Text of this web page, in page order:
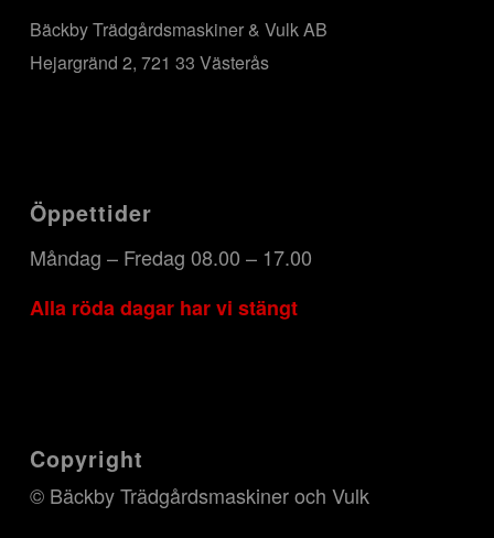
Bäckby Trädgårdsmaskiner & Vulk AB
Hejargränd 2, 721 33 Västerås
Öppettider
Måndag – Fredag 08.00 – 17.00
Alla röda dagar har vi stängt
Copyright
© Bäckby Trädgårdsmaskiner och Vulk